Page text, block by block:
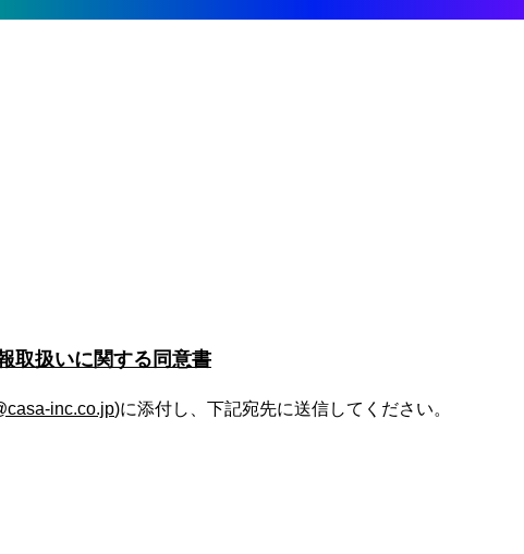
取扱いに関する同意書
inc.co.jp)に添付し、下記宛先に送信してください。